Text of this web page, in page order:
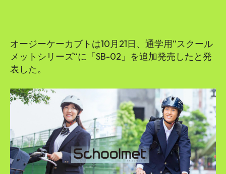
オージーケーカブトは10月21日、通学用“スクール
メットシリーズ“に「SB-02」を追加発売したと発
表した。